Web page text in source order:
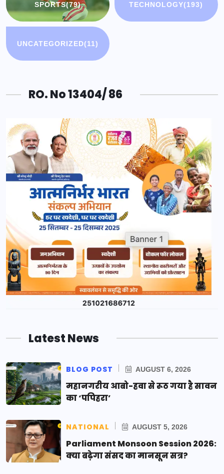
SPORTS(79) TECHNOLOGY(193)
UNCATEGORIZED(11)
RO. No 13404/ 86
Latest News
BLOG POST AUGUST 6, 2026
महानगरीय आबो-हवा से रूठ गया है सावन
का ‘पपिहरा’
NATIONAL AUGUST 5, 2026
Parliament Monsoon Session 2026:
क्या बढ़ेगा संसद का मानसून सत्र?